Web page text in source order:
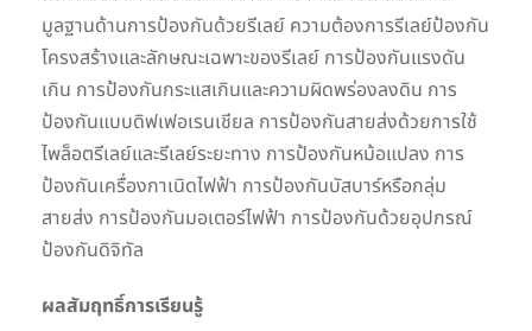
มูลฐานด้านการป้องกันด้วยรีเลย์ ความต้องการรีเลย์ป้องกัน
โครงสร้างและลักษณะเฉพาะของรีเลย์ การป้องกันแรงดัน
เกิน การป้องกันกระแสเกินและความผิดพร่องลงดิน การ
ป้องกันแบบดิฟเฟอเรนเชียล การป้องกันสายส่งด้วยการใช้
ไพล็อตรีเลย์และรีเลย์ระยะทาง การป้องกันหม้อแปลง การ
ป้องกันเครื่องกาเนิดไฟฟ้า การป้องกันบัสบาร์หรือกลุ่ม
สายส่ง การป้องกันมอเตอร์ไฟฟ้า การป้องกันด้วยอุปกรณ์
ป้องกันดิจิทัล
ผลสัมฤทธิ์การเรียนรู้